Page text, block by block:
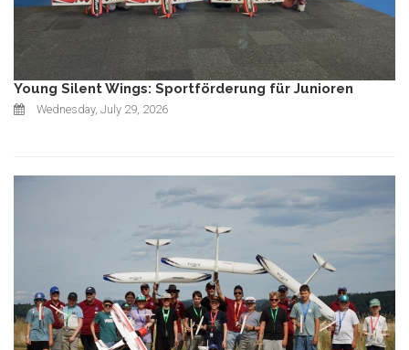
Young Silent Wings: Sportförderung für Junioren
Wednesday, July 29, 2026